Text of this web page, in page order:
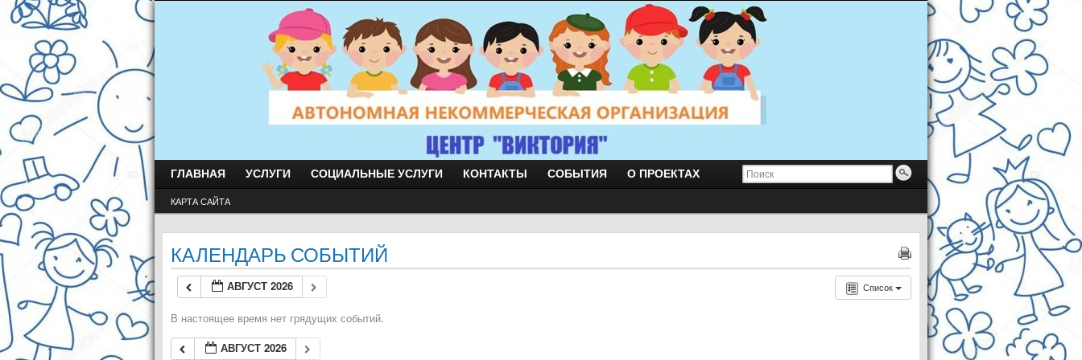
ГЛАВНАЯ УСЛУГИ СОЦИАЛЬНЫЕ УСЛУГИ КОНТАКТЫ СОБЫТИЯ О ПРОЕКТАХ
КАРТА САЙТА
КАЛЕНДАРЬ СОБЫТИЙ
Список
АВГУСТ 2026
В настоящее время нет грядущих событий.
АВГУСТ 2026